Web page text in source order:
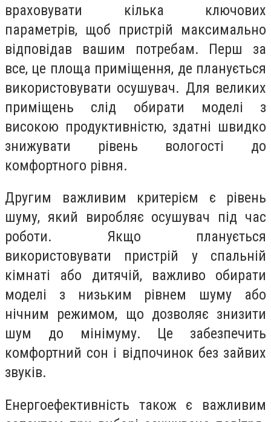
враховувати кілька ключових
параметрів, щоб пристрій максимально
відповідав вашим потребам. Перш за
все, це площа приміщення, де планується
використовувати осушувач. Для великих
приміщень слід обирати моделі з
високою продуктивністю, здатні швидко
знижувати рівень вологості до
комфортного рівня.
Другим важливим критерієм є рівень
шуму, який виробляє осушувач під час
роботи. Якщо планується
використовувати пристрій у спальній
кімнаті або дитячій, важливо обирати
моделі з низьким рівнем шуму або
нічним режимом, що дозволяє знизити
шум до мінімуму. Це забезпечить
комфортний сон і відпочинок без зайвих
звуків.
Енергоефективність також є важливим